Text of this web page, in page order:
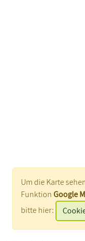
Um die Karte
FunktionGoogle
bitte hier: